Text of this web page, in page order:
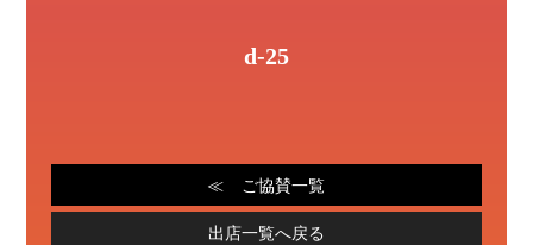
d-25
ご協賛一覧
出店一覧へ戻る